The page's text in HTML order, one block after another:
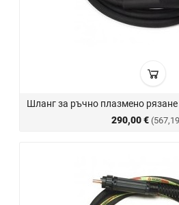
Шланг за ръчно плазмено рязане
290,00 €